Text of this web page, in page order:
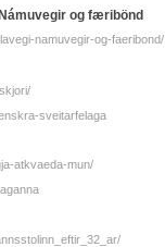
og færibönd
namuvegir-og-faeribond/
sveitarfelaga
atkvaeda-mun/